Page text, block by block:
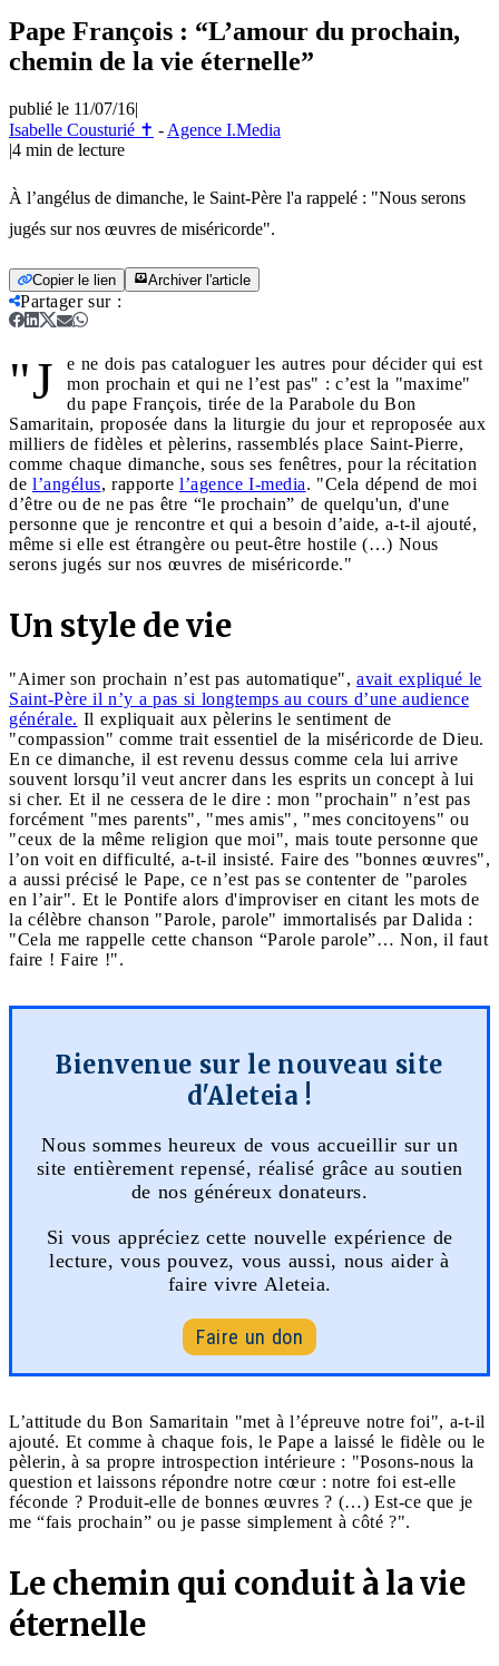
Pape François : “L’amour du prochain,
chemin de la vie éternelle”
publié le 11/07/16|
Isabelle Cousturié ✝ - Agence I.Media
|4 min de lecture
À l’angélus de dimanche, le Saint-Père l'a rappelé : "Nous serons
jugés sur nos œuvres de miséricorde".
Copier le lien Archiver l'article
Partager sur:
"J
e ne dois pas cataloguer les autres pour décider qui est
mon prochain et qui ne l’est pas" : c’est la "maxime"
du pape François, tirée de la Parabole du Bon
Samaritain, proposée dans la liturgie du jour et reproposée aux
milliers de fidèles et pèlerins, rassemblés place Saint-Pierre,
comme chaque dimanche, sous ses fenêtres, pour la récitation
de l’angélus, rapporte l’agence I-media. "Cela dépend de moi
d’être ou de ne pas être “le prochain” de quelqu'un, d'une
personne que je rencontre et qui a besoin d’aide, a-t-il ajouté,
même si elle est étrangère ou peut-être hostile (…) Nous
serons jugés sur nos œuvres de miséricorde."
Un style de vie
"Aimer son prochain n’est pas automatique", avait expliqué le
Saint-Père il n’y a pas si longtemps au cours d’une audience
générale. Il expliquait aux pèlerins le sentiment de
"compassion" comme trait essentiel de la miséricorde de Dieu.
En ce dimanche, il est revenu dessus comme cela lui arrive
souvent lorsqu’il veut ancrer dans les esprits un concept à lui
si cher. Et il ne cessera de le dire : mon "prochain" n’est pas
forcément "mes parents", "mes amis", "mes concitoyens" ou
"ceux de la même religion que moi", mais toute personne que
l’on voit en difficulté, a-t-il insisté. Faire des "bonnes œuvres",
a aussi précisé le Pape, ce n’est pas se contenter de "paroles
en l’air". Et le Pontife alors d'improviser en citant les mots de
la célèbre chanson "Parole, parole" immortalisés par Dalida :
"Cela me rappelle cette chanson “Parole parole”… Non, il faut
faire ! Faire !".
Bienvenue sur le nouveau site
d'Aleteia !
Nous sommes heureux de vous accueillir sur un
site entièrement repensé, réalisé grâce au soutien
de nos généreux donateurs.
Si vous appréciez cette nouvelle expérience de
lecture, vous pouvez, vous aussi, nous aider à
faire vivre Aleteia.
Faire un don
L’attitude du Bon Samaritain "met à l’épreuve notre foi", a-t-il
ajouté. Et comme à chaque fois, le Pape a laissé le fidèle ou le
pèlerin, à sa propre introspection intérieure : "Posons-nous la
question et laissons répondre notre cœur : notre foi est-elle
féconde ? Produit-elle de bonnes œuvres ? (…) Est-ce que je
me “fais prochain” ou je passe simplement à côté ?".
Le chemin qui conduit à la vie
éternelle